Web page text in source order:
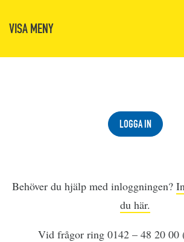
VISA MENY
LOGGA IN
Behöver du hjälp med inloggningen?
du här.
Vid frågor ring 0142 – 48 20 00